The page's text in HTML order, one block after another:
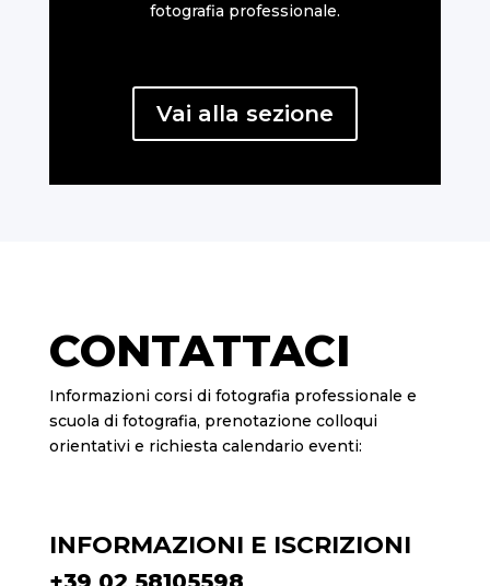
fotografia professionale.
Vai alla sezione
CONTATTACI
Informazioni corsi di fotografia professionale e
scuola di fotografia, prenotazione colloqui
orientativi e richiesta calendario eventi:
INFORMAZIONI E ISCRIZIONI